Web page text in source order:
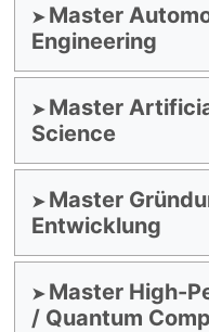
Master
Engineering
Master
Science
Master
Entwicklung
Master High-
/ Quantum